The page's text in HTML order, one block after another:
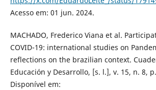
Acesso em: 01 jun. 2024.
MACHADO, Frederico Viana et al.
COVID-19: international studies on
reflections on the brazilian context.
Educación y Desarrollo, [s. l.], v. 15, n. 8,
Disponível em: